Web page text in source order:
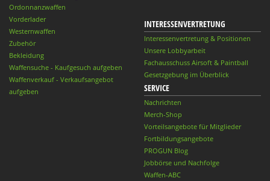
Ordonnanzwaffen
Vorderlader
Westernwaffen
Zubehör
Bekleidung
Waffensuche - Kaufgesuch aufgeben
Waffenverkauf - Verkaufsangebot
aufgeben
INTERESSENVERTRETUNG
Interessenvertretung & Positionen
Unsere Lobbyarbeit
Fachausschuss Airsoft & Paintball
Gesetzgebung im Überblick
SERVICE
Nachrichten
Merch-Shop
Vorteilsangebote für Mitglieder
Fortbildungsangebote
PROGUN Blog
Jobbörse und Nachfolge
Waffen-ABC